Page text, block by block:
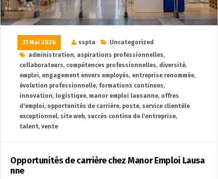
31 Mai 2026 sspta
Uncategorized
administration, aspirations professionnelles,
collaborateurs, compétences professionnelles, diversité,
emploi, engagement envers employés, entreprise renommée,
évolution professionnelle, formations continues,
innovation, logistique, manor emploi lausanne, offres
d'emploi, opportunités de carrière, poste, service clientèle
exceptionnel, site web, succès continu de l'entreprise,
talent, vente
Opportunités de carrière chez Manor Emploi Lausa
nne